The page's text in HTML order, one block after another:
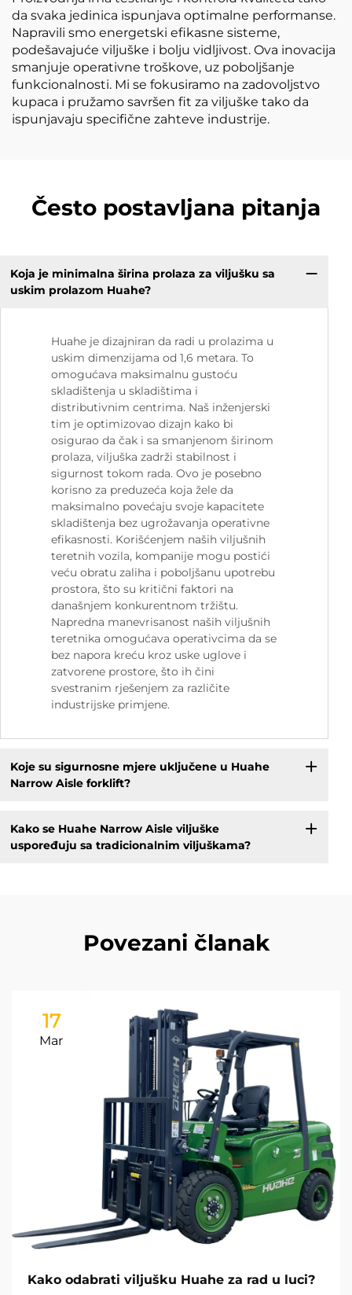
da svaka jedinica ispunjava optimalne performanse.
Napravili smo energetski efikasne sisteme,
podešavajuće viljuške i bolju vidljivost. Ova inovacija
smanjuje operativne troškove, uz poboljšanje
funkcionalnosti. Mi se fokusiramo na zadovoljstvo
kupaca i pružamo savršen fit za viljuške tako da
ispunjavaju specifične zahteve industrije.
Često postavljana pitanja
Koja je minimalna širina prolaza za viljušku sa
uskim prolazom Huahe?
Huahe je dizajniran da radi u prolazima u
uskim dimenzijama od 1,6 metara. To
omogućava maksimalnu gustoću
skladištenja u skladištima i
distributivnim centrima. Naš inženjerski
tim je optimizovao dizajn kako bi
osigurao da čak i sa smanjenom širinom
prolaza, viljuška zadrži stabilnost i
sigurnost tokom rada. Ovo je posebno
korisno za preduzeća koja žele da
maksimalno povećaju svoje kapacitete
skladištenja bez ugrožavanja operativne
efikasnosti. Korišćenjem naših viljušnih
teretnih vozila, kompanije mogu postići
veću obratu zaliha i poboljšanu upotrebu
prostora, što su kritični faktori na
današnjem konkurentnom tržištu.
Napredna manevrisanost naših viljušnih
teretnika omogućava operativcima da se
bez napora kreću kroz uske uglove i
zatvorene prostore, što ih čini
svestranim rješenjem za različite
industrijske primjene.
Koje su sigurnosne mjere uključene u Huahe
Narrow Aisle forklift?
Kako se Huahe Narrow Aisle viljuške
uspoređuju sa tradicionalnim viljuškama?
Povezani članak
17
Mar
Kako odabrati viljušku Huahe za rad u luci?